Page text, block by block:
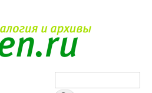
основному
содержанию
Поиск